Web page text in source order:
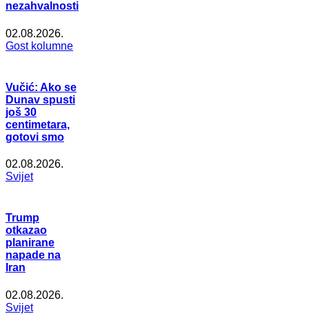
nezahvalnosti
02.08.2026.
Gost kolumne
Vučić: Ako se
Dunav spusti
još 30
centimetara,
gotovi smo
02.08.2026.
Svijet
Trump
otkazao
planirane
napade na
Iran
02.08.2026.
Svijet